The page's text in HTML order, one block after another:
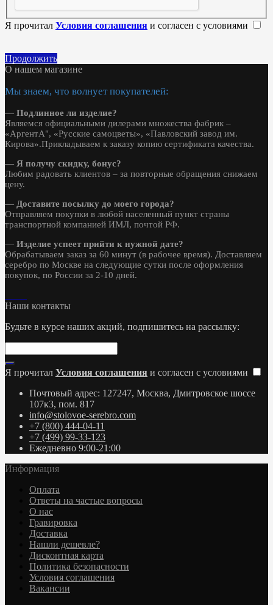
Я прочитал Условия соглашения и согласен с условиями
Продолжить
О нашем магазине
Мы знаем, что волнует покупателей:
— Подлинное ли изделие?
Являемся официальными дилерами множества фабрик –
«АргентА", «Русские самоцветы», «Павловский завод им.
Кирова».Прикладываем к заказу копию сертификата качества.
— Я получу скидку, бонус?
Любим радовать клиентов – за повторные обращения снижаем
цену.
— Доставите посылку до моего города?
Отправляем покупки в любой населенный пункт страны
транспортной компанией ИМЛ, почтой РФ.
— Изделие успеет прийти к нужной дате?
Обрабатываем заказ за 60 минут (в рабочее время). Доставляем
серебро по Москве на следующие сутки после оформления
покупок, по России за 2-10 дней.
Наши контакты
Будьте в курсе наших акций, подпишитесь на рассылку:
Я прочитал Условия соглашения и согласен с условиями
Почтовый адрес: 127247, Москва, Дмитровское шоссе
107к3, пом. 817
info@stolovoe-serebro.com
+7 (800) 444-04-11
+7 (499) 99-33-123
Ежедневно 9:00-21:00
Информация
Оплата
Ответы на частые вопросы
О нас
Гравировка
Доставка
Нашли дешевле?
Дисконтная карта
Политика безопасности
Условия соглашения
Вакансии